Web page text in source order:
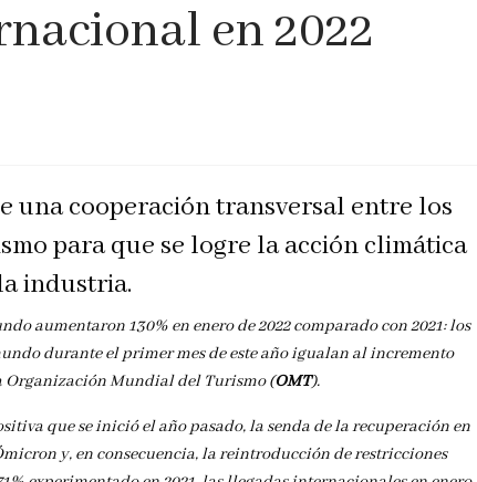
en 2022
una cooperación transversal entre los
para que se logre la acción climática
industria.
aumentaron 130% en enero de 2022 comparado con 2021: los
durante el primer mes de este año igualan al incremento
Organización Mundial del Turismo (OMT).
que se inició el año pasado, la senda de la recuperación en
y, en consecuencia, la reintroducción de restricciones